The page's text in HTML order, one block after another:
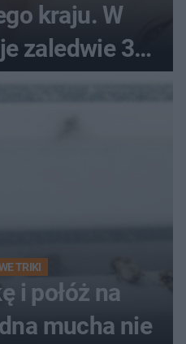
kraju. W
zaledwie 3
TRIKI
i połóż na
mucha nie